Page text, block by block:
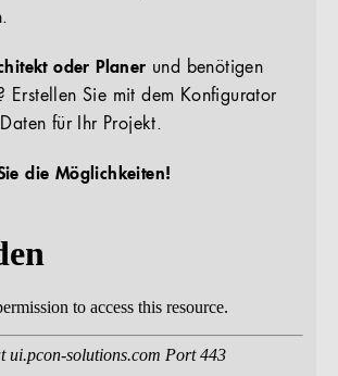
oder Planer und benötigen
Erstellen Sie mit dem Konfigurator
für Ihr Projekt.
die Möglichkeiten!